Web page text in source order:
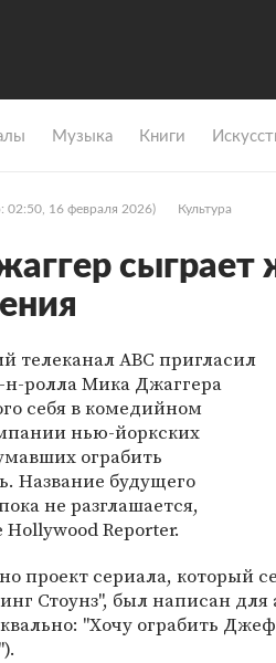
Музыка Книги
02:50, 16 февраля 2026) Культура
сыграет
телеканал ABC пригласил
н-ролла Мика Джаггера
себя в комедийном
нью-йоркских
ограбить
Название будущего
не разглашается,
Hollywood Reporter.
проект сериала, который
Стоунз", был написан
"Хочу ограбить